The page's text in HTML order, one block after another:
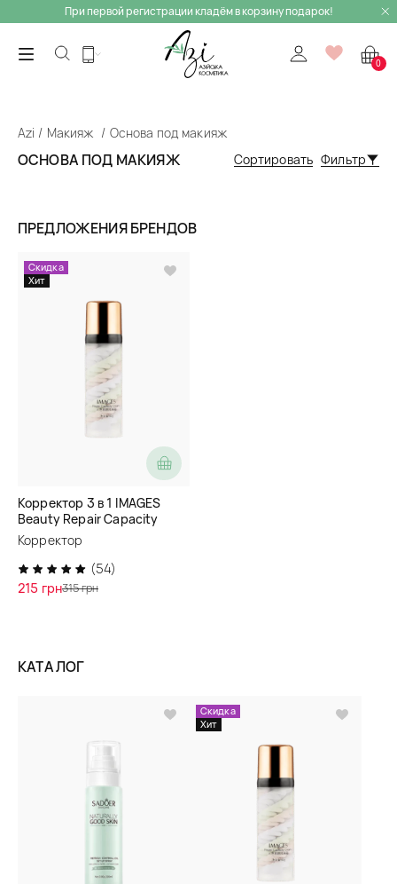
При первой регистрации кладём в корзину подарок!
0
Azi Макияж Основа под макияж
ОСНОВА ПОД МАКИЯЖ Сортировать Фильтр
ПРЕДЛОЖЕНИЯ БРЕНДОВ
Скидка
Хит
Корректор 3 в 1 IMAGES
Beauty Repair Capacity
Cream
Корректор
(54)
215 грн315 грн
КАТАЛОГ
Скидка
Хит